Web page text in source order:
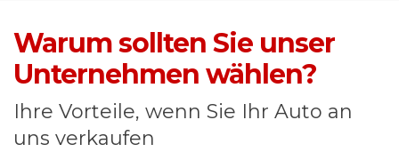
Warum sollten Sie unser
Unternehmen wählen?
Ihre Vorteile, wenn Sie Ihr Auto an
uns verkaufen